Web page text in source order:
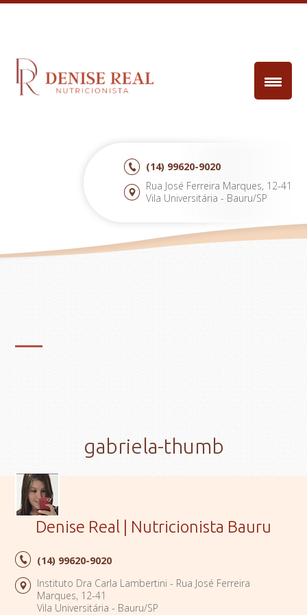
(14) 99620-9020
Rua José Ferreira Marques, 12-41
Vila Universitária - Bauru/SP
gabriela-thumb
Denise Real | Nutricionista Bauru
(14) 99620-9020
Instituto Dra Carla Lambertini - Rua José Ferreira
Marques, 12-41
Vila Universitária - Bauru/SP